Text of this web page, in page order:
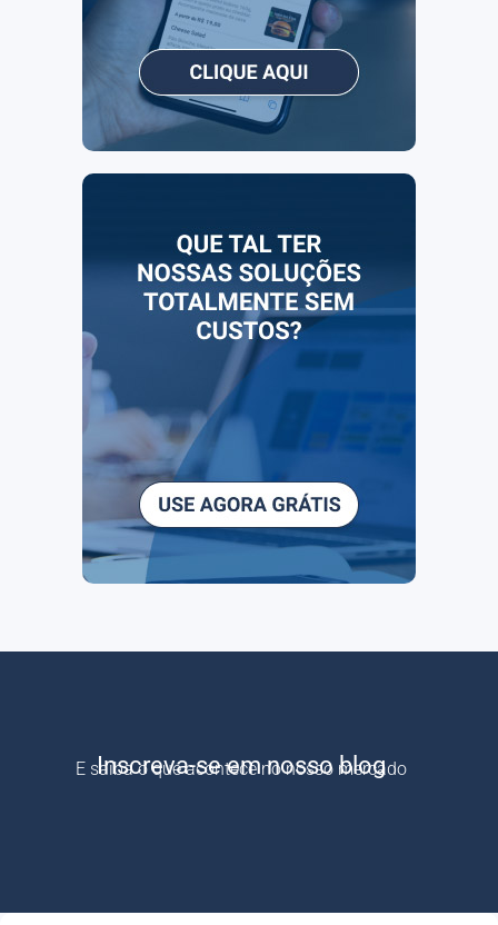
Inscreva-se em nosso blog
E saiba o que acontece no nosso mercado